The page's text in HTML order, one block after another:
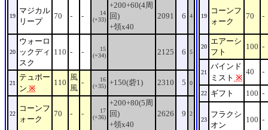
19
マジカル
リープ
70 - -
14
(+33)
+200+60(4周
回)
+領x40
2091 6 4
20
ウォーロ
ックディ
スク
110 - -
15
(+34)
2125 6 5
21
テュポー
ン ※
110
風
風
-
16
(+35) +150(砦1) 2310 5 0
22
コーンフ
ォーク
70 - -
17
(+36)
+200+80(5周
回)
+領x40
2626 9 2
19
コーンフ
ォーク
70 -
20
エアーシ
フト
100 -
21
バインド
ミスト ※
40 -
22 ギフト 100 -
23
フラクシ
オン
100 -